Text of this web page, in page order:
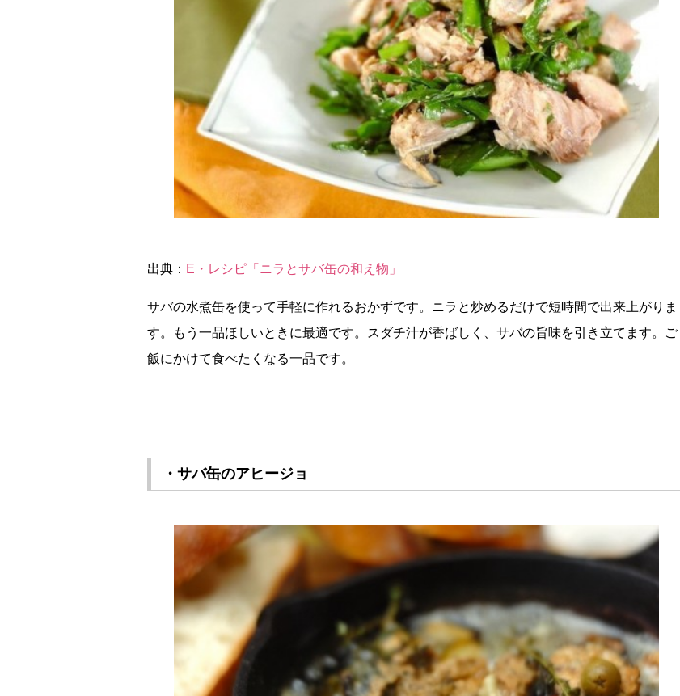
出典： E・レシピ「ニラとサバ缶の和え物」
サバの水煮缶を使って手軽に作れるおかずです。ニラと炒めるだけで短時間で出来上がりま
す。もう一品ほしいときに最適です。スダチ汁が香ばしく、サバの旨味を引き立てます。ご
飯にかけて食べたくなる一品です。
・サバ缶のアヒージョ